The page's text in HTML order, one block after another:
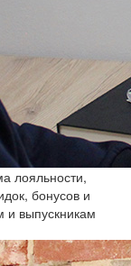
лояльности,
бонусов и
и выпускникам